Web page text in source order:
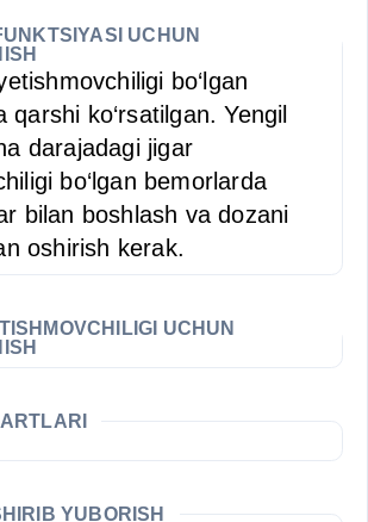
UCHUN
bo‘lgan
qarshi ko‘rsatilgan. Yengil
darajadagi jigar
bo‘lgan bemorlarda
bilan boshlash va dozani
oshirish kerak.
UCHUN
YUBORISH